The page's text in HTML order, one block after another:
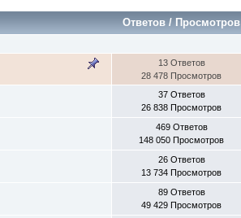
Ответов/ Просмотров
13 Ответов
28 478 Просмотров
37 Ответов
26 838 Просмотров
469 Ответов
148 050 Просмотров
26 Ответов
13 734 Просмотров
89 Ответов
49 429 Просмотров